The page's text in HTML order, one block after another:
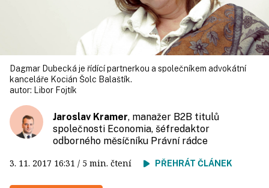
Dagmar Dubecká je řídící partnerkou a společníkem advokátní
kanceláře Kocián Šolc Balaštík.
autor:
Libor Fojtík
Jaroslav Kramer, manažer B2B titulů
společnosti Economia, šéfredaktor
odborného měsíčníku Právní rádce
3. 11. 2017 16:31 / 5 min. čtení PŘEHRÁT ČLÁNEK